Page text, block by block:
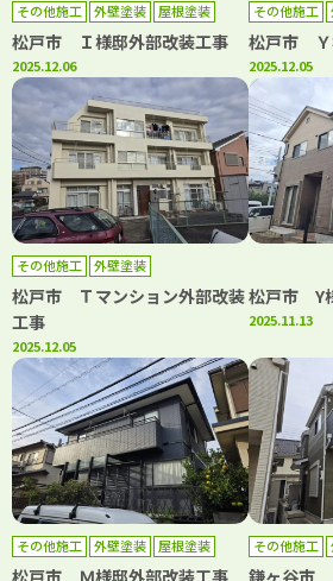
その他施工 外壁塗装 屋根塗装
松戸市 Ｉ様邸外部改装工事
2025.12.06
その他施工
松戸市 Ｙ
2025.12.05
その他施工 外壁塗装
松戸市 Ｔマンション外部改装
工事
2025.12.05
松戸市 Y
2025.11.13
その他施工 外壁塗装 屋根塗装 その他施工